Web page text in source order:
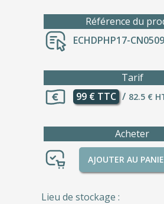
Référence du
ECHDPHP17-
Tarif
99 € TTC / 82.5 €
Acheter
AJOUTER AU
Lieu de stockage :